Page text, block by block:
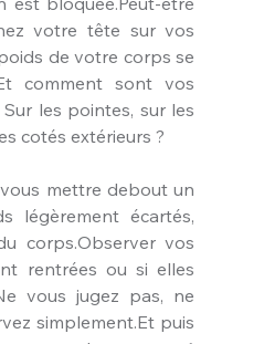
votre tête sur vos
de votre corps se
comment sont vos
les pointes, sur les
cotés extérieurs ?
mettre debout un
légèrement écartés,
corps.Observer vos
rentrées ou si elles
vous jugez pas, ne
simplement.Et